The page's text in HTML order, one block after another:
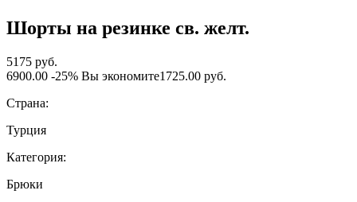
Шорты на резинке св. желт.
5175 руб.
6900.00 -25% Вы экономите1725.00 руб.
Страна:
Турция
Категория:
Брюки